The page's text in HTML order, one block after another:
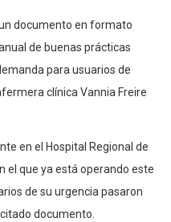
documento en formato
de buenas prácticas
para usuarios de
clínica Vannia Freire
en el Hospital Regional de
el que ya está operando este
de su urgencia pasaron
documento.